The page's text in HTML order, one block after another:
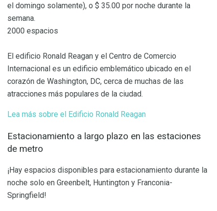
el domingo solamente), o $ 35.00 por noche durante la
semana.
2000 espacios
El edificio Ronald Reagan y el Centro de Comercio
Internacional es un edificio emblemático ubicado en el
corazón de Washington, DC, cerca de muchas de las
atracciones más populares de la ciudad.
Lea más sobre el Edificio Ronald Reagan
Estacionamiento a largo plazo en las estaciones
de metro
¡Hay espacios disponibles para estacionamiento durante la
noche solo en Greenbelt, Huntington y Franconia-
Springfield!